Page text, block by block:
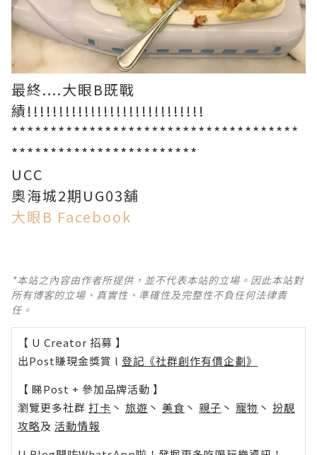
最終....大眼B既戰
績!!!!!!!!!!!!!!!!!!!!!!!!!!!!
*************************************
************************
UCC
奧海城2期UG03舖
大眼B Facebook
*本站之內容由作者所提供，並不代表本站的立場。因此本站對
所有博客的立場、真實性、準確性及完整性不負任何法律責
任。
【 U Creator 招募 】
出Post賺現金獎賞 l 登記《社群創作有價企劃》
【 睇Post + 參加品牌活動 】
瀏覽更多社群 打卡 丶 旅遊 丶 美食 丶 親子 丶 寵物 丶 扮靚
攻略及 活動情報